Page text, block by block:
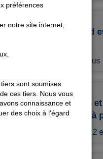
soirée
entre Gare du Nord
au dimanche 16 août inclus
Denfert-Rochereau
2-TGV/Mitry-Claye à
30 août inclus (sauf les 22
préférences
notre site internet,
sont soumises
ces tiers. Nous vous
connaissance et
des choix à l'égard